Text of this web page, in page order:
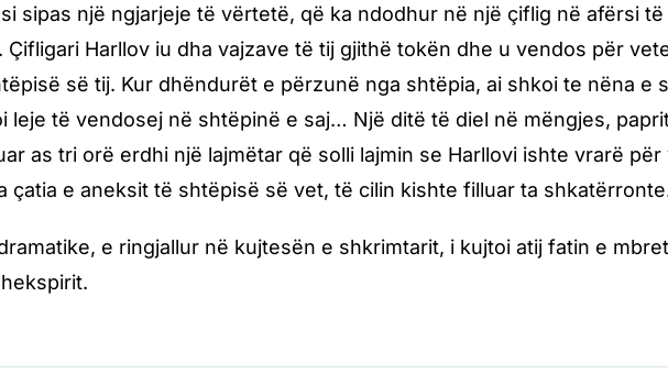
sipas një ngjarjeje të vërtetë, që ka ndodhur në një çiflig në afërsi
Çifligari Harllov iu dha vajzave të tij gjithë tokën dhe u vendos për
së tij. Kur dhëndurët e përzunë nga shtëpia, ai shkoi te nëna e
leje të vendosej në shtëpinë e saj… Një ditë të diel në mëngjes,
as tri orë erdhi një lajmëtar që solli lajmin se Harllovi ishte vrarë
çatia e aneksit të shtëpisë së vet, të cilin kishte filluar ta
e ringjallur në kujtesën e shkrimtarit, i kujtoi atij fatin e